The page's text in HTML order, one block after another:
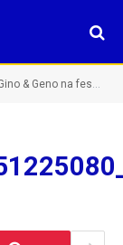
& Geno na festa de aniversário de Apuí